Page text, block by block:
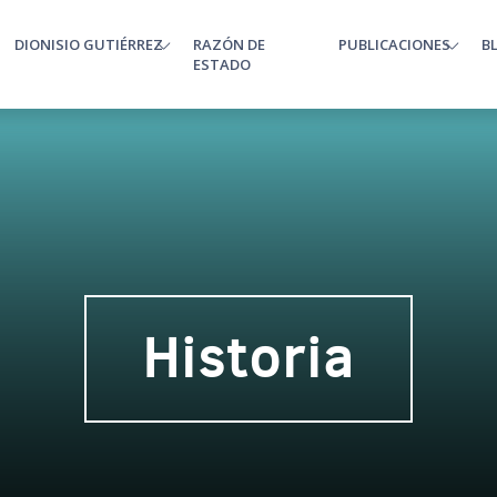
DIONISIO GUTIÉRREZ
RAZÓN DE
ESTADO
PUBLICACIONES
Historia